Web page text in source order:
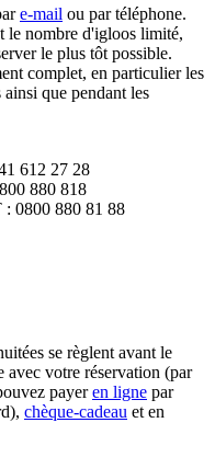
e-mail ou par téléphone.
le nombre d'igloos limité,
le plus tôt possible.
complet, en particulier les
que pendant les
612 27 28
880 818
0800 880 81 88
se règlent avant le
avec votre réservation (par
payeren ligne par
chèque-cadeau et en